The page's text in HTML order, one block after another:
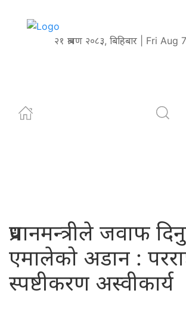
२१ श्रावण २०८३, बिहिबार | Fri
प्रधानमन्त्रीले जवाफ
एमालेको अडान :
स्पष्टीकरण अस्वीकार्य